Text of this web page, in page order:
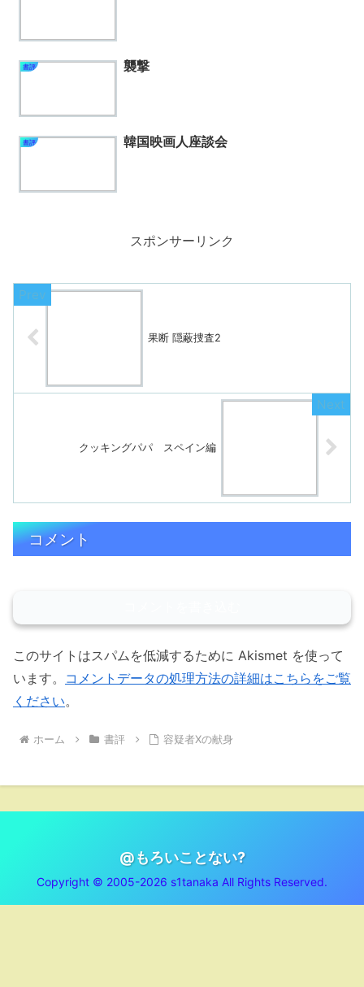
書評 襲撃
書評 韓国映画人座談会
スポンサーリンク
果断 隠蔽捜査2
クッキングパパ スペイン編
コメント
このサイトはスパムを低減するために Akismet を使って
います。 コメントデータの処理方法の詳細はこちらをご覧
ください。
ホーム 書評 容疑者Xの献身
@もろいことない?
Copyright © 2005-2026 s1tanaka All Rights Reserved.